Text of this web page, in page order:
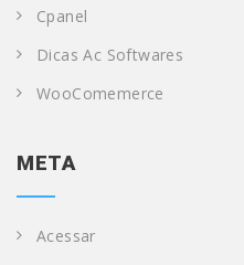
Cpanel
Dicas Ac Softwares
WooComemerce
META
Acessar